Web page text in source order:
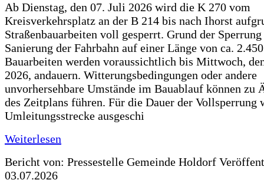
Ab Dienstag, den 07. Juli 2026 wird die K 270 vom
Kreisverkehrsplatz an der B 214 bis nach Ihorst
Straßenbauarbeiten voll gesperrt. Grund der
Sanierung der Fahrbahn auf einer Länge von ca.
Bauarbeiten werden voraussichtlich bis Mittwoch,
2026, andauern. Witterungsbedingungen oder andere
unvorhersehbare Umstände im Bauablauf können zu
des Zeitplans führen. Für die Dauer der Vollsperrung
Umleitungsstrecke ausgeschi
Weiterlesen
Bericht von: Pressestelle Gemeinde Holdorf
03.07.2026